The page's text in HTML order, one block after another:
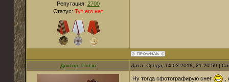
Репутация: 2700
Статус: Тут его нет
Доктор_Гонзо Дата: Среда, 14.03.2018, 21:20:59 |
Ну тогда сфотографирую снег ,